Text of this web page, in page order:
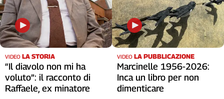
VIDEO LA STORIA
“Il diavolo non mi ha
voluto”: il racconto di
Raffaele, ex minatore
VIDEO LA PUBBLICAZIONE
Marcinelle 1956-2026:
Inca un libro per non
dimenticare